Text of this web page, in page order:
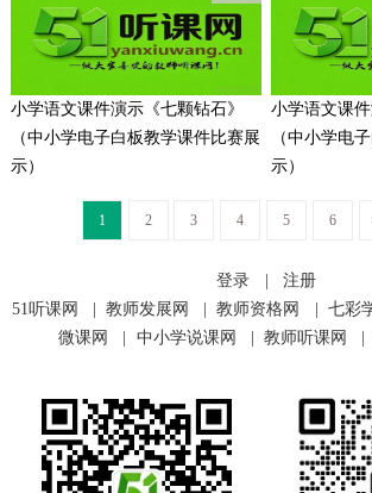
小学语文课件演示《七颗钻石》
（中小学电子白板教学课件比赛展
示）
小学语文课
（中小学电
示）
1 2 3 4 5 6
登录
注册
51听课网
教师发展网 教师资格网 七彩
微课网
中小学说课网 教师听课网